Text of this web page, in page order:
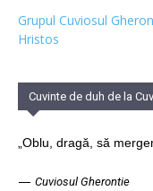
Grupul Cuviosul
Hristos
Cuvinte de duh de la
„Oblu, dragă, să
— Cuviosul Gherontie